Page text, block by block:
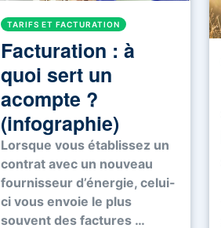
TARIFS ET FACTURATION
Facturation : à
quoi sert un
acompte ?
(infographie)
Lorsque vous établissez un
contrat avec un nouveau
fournisseur d’énergie, celui-
ci vous envoie le plus
souvent des factures …